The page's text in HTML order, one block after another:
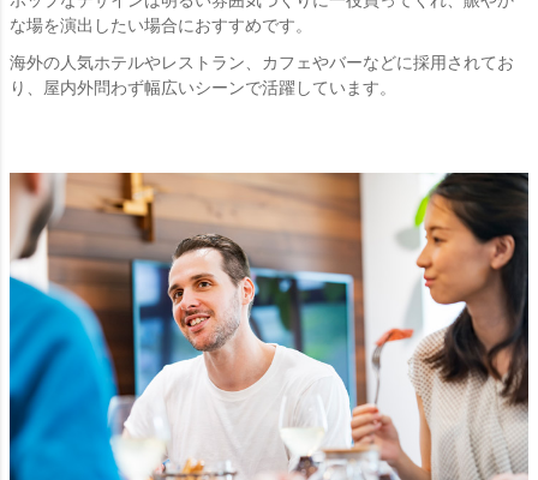
な場を演出したい場合におすすめです。
海外の人気ホテルやレストラン、カフェやバーなどに採用されてお
り、屋内外問わず幅広いシーンで活躍しています。